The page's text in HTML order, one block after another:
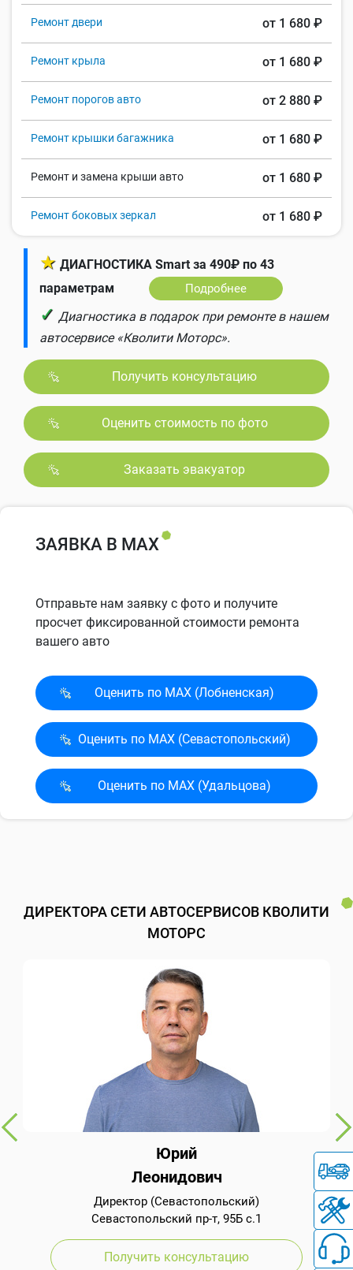
Ремонт двери от 1 680 ₽
Ремонт крыла от 1 680 ₽
Ремонт порогов авто от 2 880 ₽
Ремонт крышки багажника от 1 680 ₽
Ремонт и замена крыши авто от 1 680 ₽
Ремонт боковых зеркал от 1 680 ₽
★ ДИАГНОСТИКА Smart за 490₽ по 43
параметрам
Подробнее
✓ Диагностика в подарок при ремонте в нашем
автосервисе «Кволити Моторс».
Получить консультацию
Оценить стоимость по фото
Заказать эвакуатор
ЗАЯВКА В MAX
Отправьте нам заявку с фото и получите
просчет фиксированной стоимости ремонта
вашего авто
Оценить по MAX (Лобненская)
Оценить по MAX (Севасто­польский)
Оценить по MAX (Удальцова)
ДИРЕКТОРА СЕТИ АВТОСЕРВИСОВ КВОЛИТИ
МОТОРС
Юрий
Леонидович
Директор (Севастопольский)
Севастопольский пр-т, 95Б с.1
Получить консультацию